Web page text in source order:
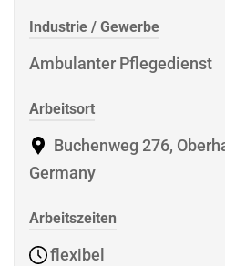
Industrie / Gewerbe
Ambulanter Pflegedienst
Arbeitsort
Buchenweg 276,
Germany
Arbeitszeiten
flexibel